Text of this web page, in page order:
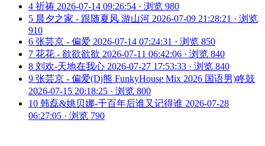
4 祈祷 2026-07-14 09:26:54 · 浏览 980
5 晨夕之家 - 跟随夏风 游山河 2026-07-09 21:28:21 · 浏览
910
6 张芸京 - 偏爱 2026-07-14 07:24:31 · 浏览 850
7 花花 - 欲欲欲欲 2026-07-11 06:42:06 · 浏览 840
8 刘欢-天地在我心 2026-07-27 17:53:33 · 浏览 840
9 张芸京 - 偏爱(Dj熊 FunkyHouse Mix 2026 国语男)咚鼓
2026-07-15 20:18:25 · 浏览 800
10 韩磊&姚贝娜-千百年后谁又记得谁 2026-07-28
06:27:05 · 浏览 790